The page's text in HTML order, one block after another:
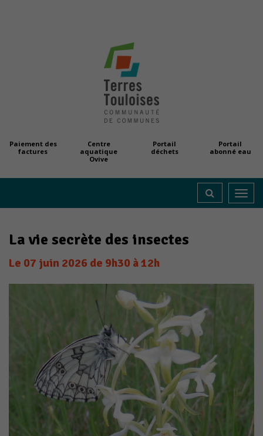
Paiement des
factures
Centre
aquatique
Ovive
Portail
déchets
Portail
abonné eau
La vie secrète des insectes
Le 07 juin 2026 de 9h30 à 12h